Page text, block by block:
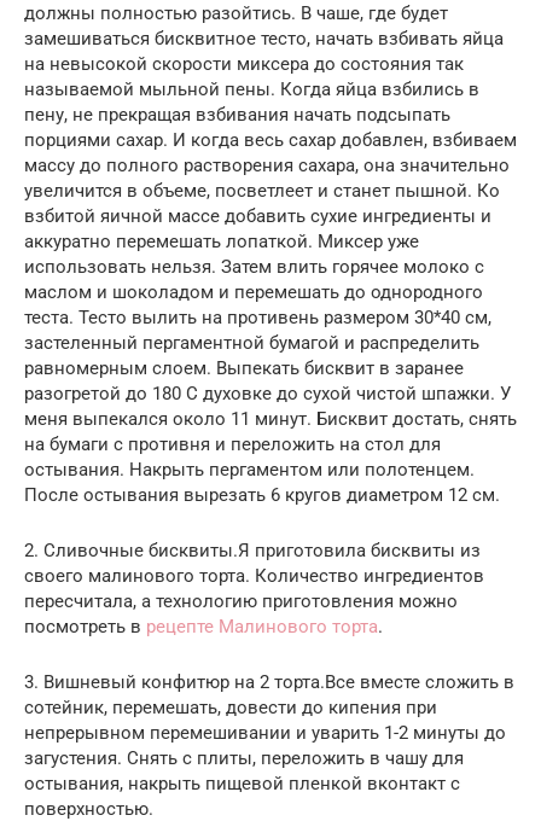
должны полностью разойтись. В чаше, где будет
замешиваться бисквитное тесто, начать взбивать яйца
на невысокой скорости миксера до состояния так
называемой мыльной пены. Когда яйца взбились в
пену, не прекращая взбивания начать подсыпать
порциями сахар. И когда весь сахар добавлен, взбиваем
массу до полного растворения сахара, она значительно
увеличится в объеме, посветлеет и станет пышной. Ко
взбитой яичной массе добавить сухие ингредиенты и
аккуратно перемешать лопаткой. Миксер уже
использовать нельзя. Затем влить горячее молоко с
маслом и шоколадом и перемешать до однородного
теста. Тесто вылить на противень размером 30*40 см,
застеленный пергаментной бумагой и распределить
равномерным слоем. Выпекать бисквит в заранее
разогретой до 180 С духовке до сухой чистой шпажки. У
меня выпекался около 11 минут. Бисквит достать, снять
на бумаги с противня и переложить на стол для
остывания. Накрыть пергаментом или полотенцем.
После остывания вырезать 6 кругов диаметром 12 см.
2. Сливочные бисквиты.Я приготовила бисквиты из
своего малинового торта. Количество ингредиентов
пересчитала, а технологию приготовления можно
посмотреть в рецепте Малинового торта.
3. Вишневый конфитюр на 2 торта.Все вместе сложить в
сотейник, перемешать, довести до кипения при
непрерывном перемешивании и уварить 1-2 минуты до
загустения. Снять с плиты, переложить в чашу для
остывания, накрыть пищевой пленкой вконтакт с
поверхностью.